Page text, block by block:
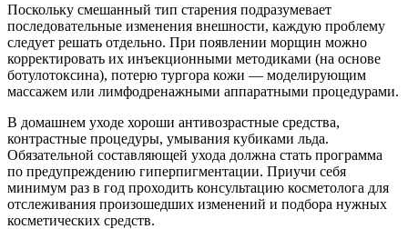
Поскольку смешанный тип старения подразумевает
последовательные изменения внешности, каждую проблему
следует решать отдельно. При появлении морщин можно
корректировать их инъекционными методиками (на основе
ботулотоксина), потерю тургора кожи — моделирующим
массажем или лимфодренажными аппаратными процедурами.
В домашнем уходе хороши антивозрастные средства,
контрастные процедуры, умывания кубиками льда.
Обязательной составляющей ухода должна стать программа
по предупреждению гиперпигментации. Приучи себя
минимум раз в год проходить консультацию косметолога для
отслеживания произошедших изменений и подбора нужных
косметических средств.